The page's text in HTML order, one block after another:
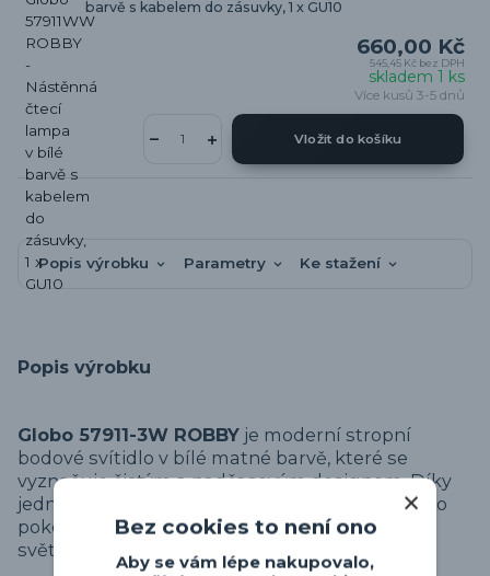
barvě s kabelem do zásuvky, 1 x GU10
660,00 Kč
545,45 Kč bez DPH
skladem 1 ks
Více kusů 3-5 dnů
Vložit do košíku
Popis výrobku Parametry Ke stažení
Popis výrobku
Globo 57911-3W ROBBY je moderní stropní
bodové svítidlo v bílé matné barvě, které se
vyznačuje čistým a nadčasovým designem. Díky
jednoduchému provedení se hodí do obývacího
pokoje, ložnice, chodby i kuchyně, zejména do
světlých a minimalistických interiérů.
Bez cookies to není ono
Aby se vám lépe nakupovalo,